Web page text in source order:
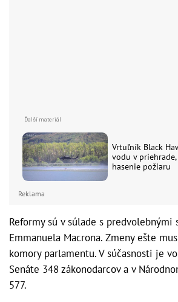
Vrtuľník Black
vodu v
hasenie požiaru
Reklama
Reformy sú v súlade s
Emmanuela Macrona. Zmeny ešte
komory parlamentu. V súčasnosti je
Senáte 348 zákonodarcov a v
577.